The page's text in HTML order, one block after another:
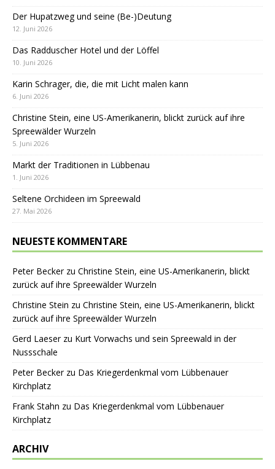
Der Hupatzweg und seine (Be-)Deutung
12. Juni 2026
Das Radduscher Hotel und der Löffel
10. Juni 2026
Karin Schrager, die, die mit Licht malen kann
6. Juni 2026
Christine Stein, eine US-Amerikanerin, blickt zurück auf ihre
Spreewälder Wurzeln
5. Juni 2026
Markt der Traditionen in Lübbenau
1. Juni 2026
Seltene Orchideen im Spreewald
27. Mai 2026
NEUESTE KOMMENTARE
Peter Beckerzu Christine Stein, eine US-Amerikanerin, blickt
zurück auf ihre Spreewälder Wurzeln
Christine Stein zu Christine Stein, eine US-Amerikanerin, blickt
zurück auf ihre Spreewälder Wurzeln
Gerd Laeserzu Kurt Vorwachs und sein Spreewald in der
Nussschale
Peter Beckerzu Das Kriegerdenkmal vom Lübbenauer
Kirchplatz
Frank Stahn zu Das Kriegerdenkmal vom Lübbenauer
Kirchplatz
ARCHIV